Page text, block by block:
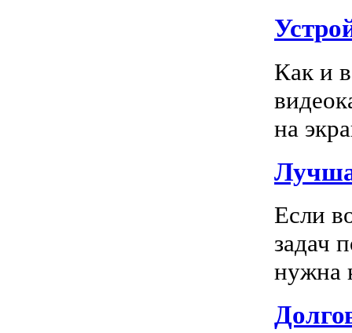
Как и
на
Если
задач
нужна